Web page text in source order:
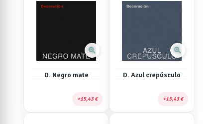
zoom_in
D. Negro mate
15,43 €
zoom_in
D. Azul crepúsculo
15,43 €